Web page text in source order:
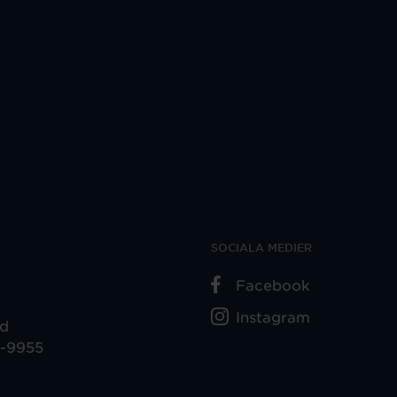
9955
SOCIALA MEDIER
Facebook
Instagram